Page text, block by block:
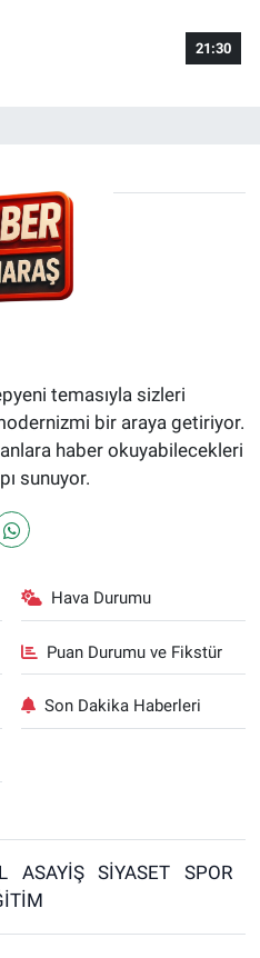
21:30
temasıyla sizleri
bir araya getiriyor.
haber okuyabilecekleri
sunuyor.
Hava Durumu
Puan Durumu ve Fikstür
Son Dakika Haberleri
ASAYİŞ SİYASET
SPOR